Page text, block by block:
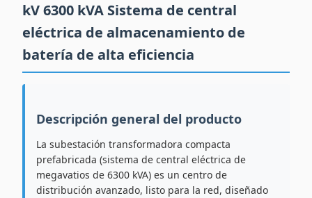
kV 6300 kVA Sistema de central
eléctrica de almacenamiento de
batería de alta eficiencia
Descripción general del producto
La subestación transformadora compacta
prefabricada (sistema de central eléctrica de
megavatios de 6300 kVA) es un centro de
distribución avanzado, listo para la red, diseñado